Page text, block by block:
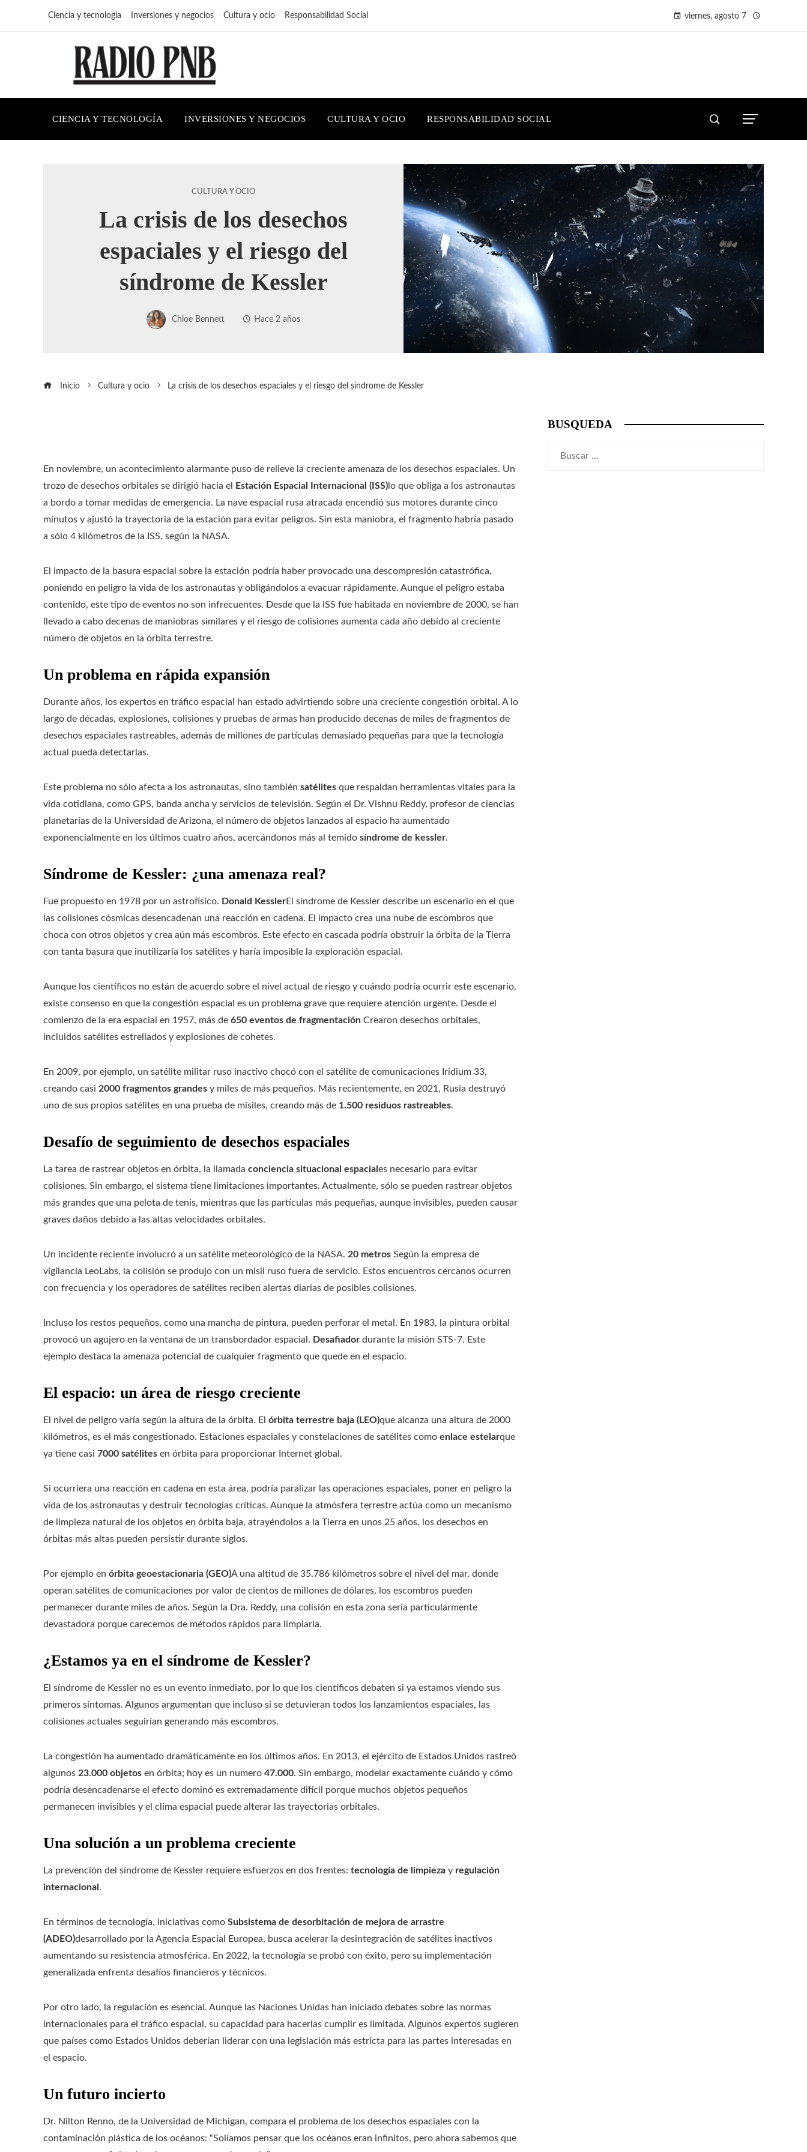
Ciencia y tecnología Inversiones y negocios Cultura y ocio Responsabilidad Social viernes, agosto 7
CIENCIA Y TECNOLOGÍA INVERSIONES Y NEGOCIOS CULTURA Y OCIO RESPONSABILIDAD SOCIAL
CULTURA Y OCIO
La crisis de los desechos
espaciales y el riesgo del
síndrome de Kessler
Chloe Bennett Hace 2 años
Inicio Cultura y ocio La crisis de los desechos espaciales y el riesgo del síndrome de Kessler
En noviembre, un acontecimiento alarmante puso de relieve la creciente amenaza de los desechos espaciales. Un
trozo de desechos orbitales se dirigió hacia el
Estación Espacial Internacional (ISS) lo que obliga a los astronautas
a bordo a tomar medidas de emergencia. La nave espacial rusa atracada encendió sus motores durante cinco
minutos y ajustó la trayectoria de la estación para evitar peligros. Sin esta maniobra, el fragmento habría pasado
a sólo 4 kilómetros de la ISS, según la NASA.
El impacto de la basura espacial sobre la estación podría haber provocado una descompresión catastrófica,
poniendo en peligro la vida de los astronautas y obligándolos a evacuar rápidamente. Aunque el peligro estaba
contenido, este tipo de eventos no son infrecuentes. Desde que la ISS fue habitada en noviembre de 2000, se han
llevado a cabo decenas de maniobras similares y el riesgo de colisiones aumenta cada año debido al creciente
número de objetos en la órbita terrestre.
Un problema en rápida expansión
Durante años, los expertos en tráfico espacial han estado advirtiendo sobre una creciente congestión orbital. A lo
largo de décadas, explosiones, colisiones y pruebas de armas han producido decenas de miles de fragmentos de
desechos espaciales rastreables, además de millones de partículas demasiado pequeñas para que la tecnología
actual pueda detectarlas.
Este problema no sólo afecta a los astronautas, sino también satélites que respaldan herramientas vitales para la
vida cotidiana, como GPS, banda ancha y servicios de televisión. Según el Dr. Vishnu Reddy, profesor de ciencias
planetarias de la Universidad de Arizona, el número de objetos lanzados al espacio ha aumentado
exponencialmente en los últimos cuatro años, acercándonos más al temido síndrome de kessler.
Síndrome de Kessler: ¿una amenaza real?
Fue propuesto en 1978 por un astrofísico. Donald KesslerEl síndrome de Kessler describe un escenario en el que
las colisiones cósmicas desencadenan una reacción en cadena. El impacto crea una nube de escombros que
choca con otros objetos y crea aún más escombros. Este efecto en cascada podría obstruir la órbita de la Tierra
con tanta basura que inutilizaría los satélites y haría imposible la exploración espacial.
Aunque los científicos no están de acuerdo sobre el nivel actual de riesgo y cuándo podría ocurrir este escenario,
existe consenso en que la congestión espacial es un problema grave que requiere atención urgente. Desde el
comienzo de la era espacial en 1957, más de 650 eventos de fragmentación Crearon desechos orbitales,
incluidos satélites estrellados y explosiones de cohetes.
En 2009, por ejemplo, un satélite militar ruso inactivo chocó con el satélite de comunicaciones Iridium 33,
creando casi 2000 fragmentos grandes y miles de más pequeños. Más recientemente, en 2021, Rusia destruyó
uno de sus propios satélites en una prueba de misiles, creando más de 1.500 residuos rastreables.
Desafío de seguimiento de desechos espaciales
La tarea de rastrear objetos en órbita, la llamada conciencia situacional espacial es necesario para evitar
colisiones. Sin embargo, el sistema tiene limitaciones importantes. Actualmente, sólo se pueden rastrear objetos
más grandes que una pelota de tenis, mientras que las partículas más pequeñas, aunque invisibles, pueden causar
graves daños debido a las altas velocidades orbitales.
Un incidente reciente involucró a un satélite meteorológico de la NASA. 20 metros Según la empresa de
vigilancia LeoLabs, la colisión se produjo con un misil ruso fuera de servicio. Estos encuentros cercanos ocurren
con frecuencia y los operadores de satélites reciben alertas diarias de posibles colisiones.
Incluso los restos pequeños, como una mancha de pintura, pueden perforar el metal. En 1983, la pintura orbital
provocó un agujero en la ventana de un transbordador espacial. Desafiador durante la misión STS-7. Este
ejemplo destaca la amenaza potencial de cualquier fragmento que quede en el espacio.
El espacio: un área de riesgo creciente
El nivel de peligro varía según la altura de la órbita. El órbita terrestre baja (LEO)que alcanza una altura de 2000
kilómetros, es el más congestionado. Estaciones espaciales y constelaciones de satélites como enlace estelarque
ya tiene casi 7000 satélites en órbita para proporcionar Internet global.
Si ocurriera una reacción en cadena en esta área, podría paralizar las operaciones espaciales, poner en peligro la
vida de los astronautas y destruir tecnologías críticas. Aunque la atmósfera terrestre actúa como un mecanismo
de limpieza natural de los objetos en órbita baja, atrayéndolos a la Tierra en unos 25 años, los desechos en
órbitas más altas pueden persistir durante siglos.
Por ejemplo en órbita geoestacionaria (GEO)A una altitud de 35.786 kilómetros sobre el nivel del mar, donde
operan satélites de comunicaciones por valor de cientos de millones de dólares, los escombros pueden
permanecer durante miles de años. Según la Dra. Reddy, una colisión en esta zona sería particularmente
devastadora porque carecemos de métodos rápidos para limpiarla.
¿Estamos ya en el síndrome de Kessler?
El síndrome de Kessler no es un evento inmediato, por lo que los científicos debaten si ya estamos viendo sus
primeros síntomas. Algunos argumentan que incluso si se detuvieran todos los lanzamientos espaciales, las
colisiones actuales seguirían generando más escombros.
La congestión ha aumentado dramáticamente en los últimos años. En 2013, el ejército de Estados Unidos rastreó
algunos 23.000 objetos en órbita; hoy es un numero 47.000. Sin embargo, modelar exactamente cuándo y cómo
podría desencadenarse el efecto dominó es extremadamente difícil porque muchos objetos pequeños
permanecen invisibles y el clima espacial puede alterar las trayectorias orbitales.
Una solución a un problema creciente
La prevención del síndrome de Kessler requiere esfuerzos en dos frentes: tecnología de limpieza y regulación
internacional .
En términos de tecnología, iniciativas como Subsistema de desorbitación de mejora de arrastre
(ADEO)desarrollado por la Agencia Espacial Europea, busca acelerar la desintegración de satélites inactivos
aumentando su resistencia atmosférica. En 2022, la tecnología se probó con éxito, pero su implementación
generalizada enfrenta desafíos financieros y técnicos.
Por otro lado, la regulación es esencial. Aunque las Naciones Unidas han iniciado debates sobre las normas
internacionales para el tráfico espacial, su capacidad para hacerlas cumplir es limitada. Algunos expertos sugieren
que países como Estados Unidos deberían liderar con una legislación más estricta para las partes interesadas en
el espacio.
Un futuro incierto
Dr. Nilton Renno, de la Universidad de Michigan, compara el problema de los desechos espaciales con la
contaminación plástica de los océanos: “Solíamos pensar que los océanos eran infinitos, pero ahora sabemos que
BUSQUEDA